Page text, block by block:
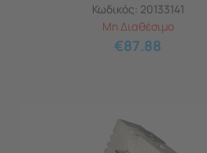
Κωδικός: 20133141
Μη Διαθέσιμο
€87.88